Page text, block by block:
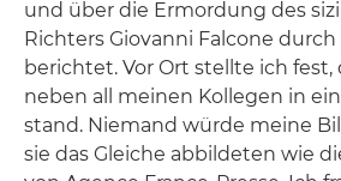
und über die Ermordung des
Richters Giovanni Falcone durch
berichtet. Vor Ort stellte ich fest,
neben all meinen Kollegen in
stand. Niemand würde meine
sie das Gleiche abbildeten wie